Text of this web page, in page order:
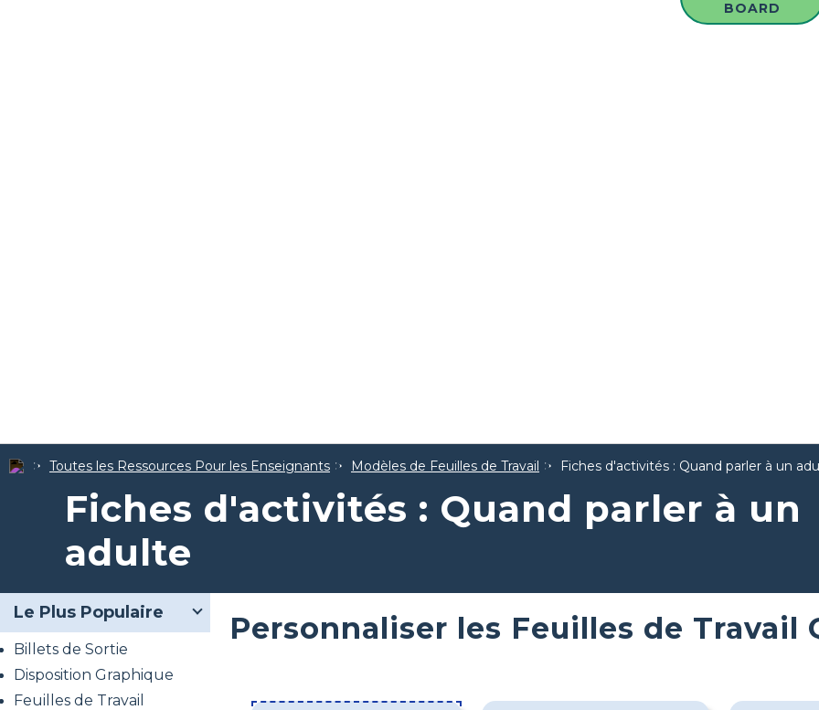
BOARD
Toutes les Ressources Pour les Enseignants Modèles de Feuilles de Travail Fiches d'activités : Quand parler à un
Fiches d'activités : Quand parler à un
adulte
Le Plus Populaire
Billets de Sortie
Disposition Graphique
Feuilles de Travail
Personnaliser les Feuilles de Travail